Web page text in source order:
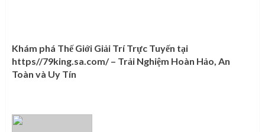
Khám phá Thế Giới Giải Trí Trực Tuyến tại
https//79king.sa.com/ – Trải Nghiệm Hoàn Hảo, An
Toàn và Uy Tín